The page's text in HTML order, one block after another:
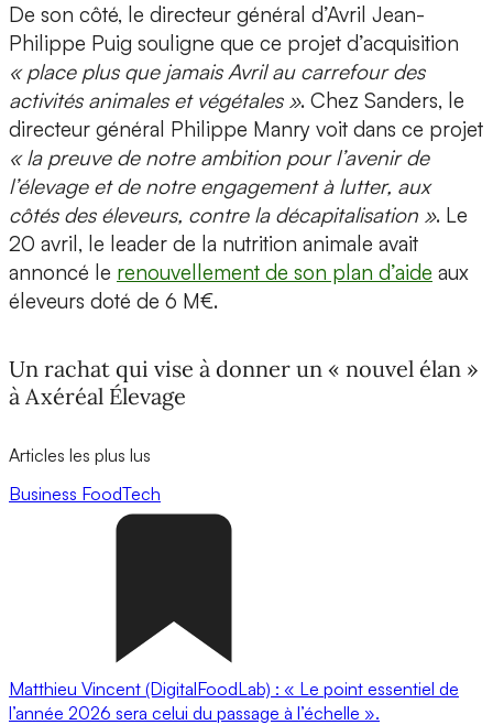
De son côté, le directeur général d’Avril Jean-
Philippe Puig souligne que ce projet d’acquisition
« place plus que jamais Avril au carrefour des
activités animales et végétales ». Chez Sanders, le
directeur général Philippe Manry voit dans ce projet
« la preuve de notre ambition pour l’avenir de
l’élevage et de notre engagement à lutter, aux
côtés des éleveurs, contre la décapitalisation ». Le
20 avril, le leader de la nutrition animale avait
annoncé le renouvellement de son plan d’aide aux
éleveurs doté de 6 M€.
Un rachat qui vise à donner un « nouvel élan »
à Axéréal Élevage
Articles les plus lus
Business FoodTech
Matthieu Vincent (DigitalFoodLab) : « Le point essentiel de
l’année 2026 sera celui du passage à l’échelle ».